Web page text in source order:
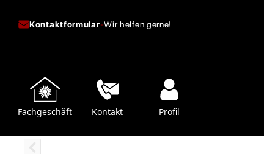
Kontaktformular-Wir helfen gerne!
Fachgeschäft Kontakt Profil